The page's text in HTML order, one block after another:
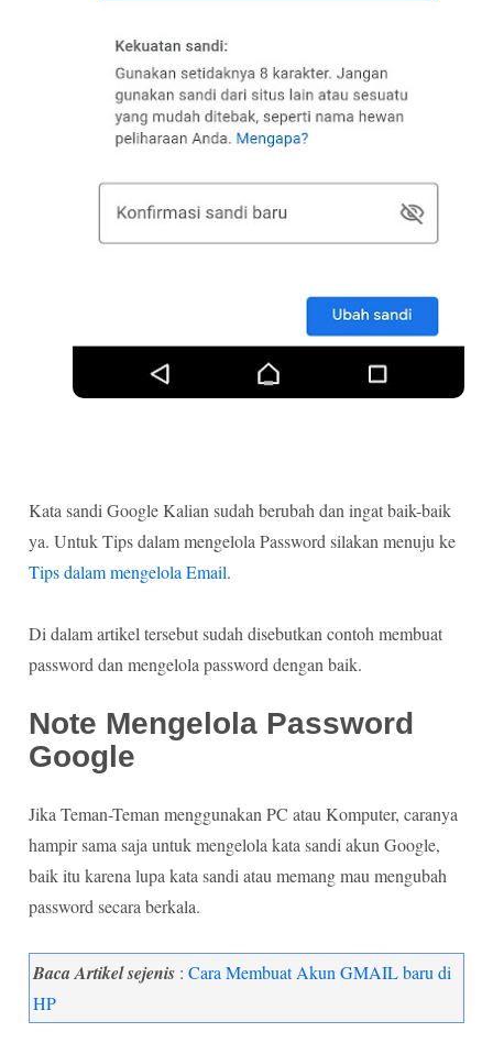
Kata sandi Google Kalian sudah berubah dan ingat baik-baik
ya. Untuk Tips dalam mengelola Password silakan menuju ke
Tips dalam mengelola Email.
Di dalam artikel tersebut sudah disebutkan contoh membuat
password dan mengelola password dengan baik.
Note Mengelola Password
Google
Jika Teman-Teman menggunakan PC atau Komputer, caranya
hampir sama saja untuk mengelola kata sandi akun Google,
baik itu karena lupa kata sandi atau memang mau mengubah
password secara berkala.
Baca Artikel sejenis :Cara Membuat Akun GMAIL baru di
HP